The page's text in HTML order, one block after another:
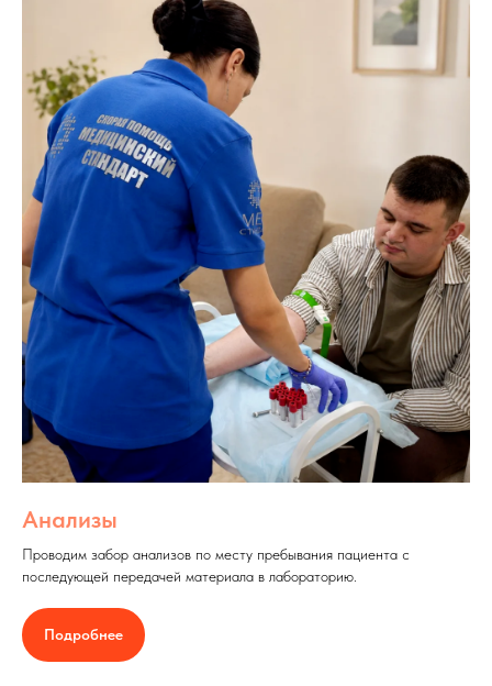
Анализы
Проводим забор анализов по месту пребывания пациента с
последующей передачей материала в лабораторию.
Подробнее